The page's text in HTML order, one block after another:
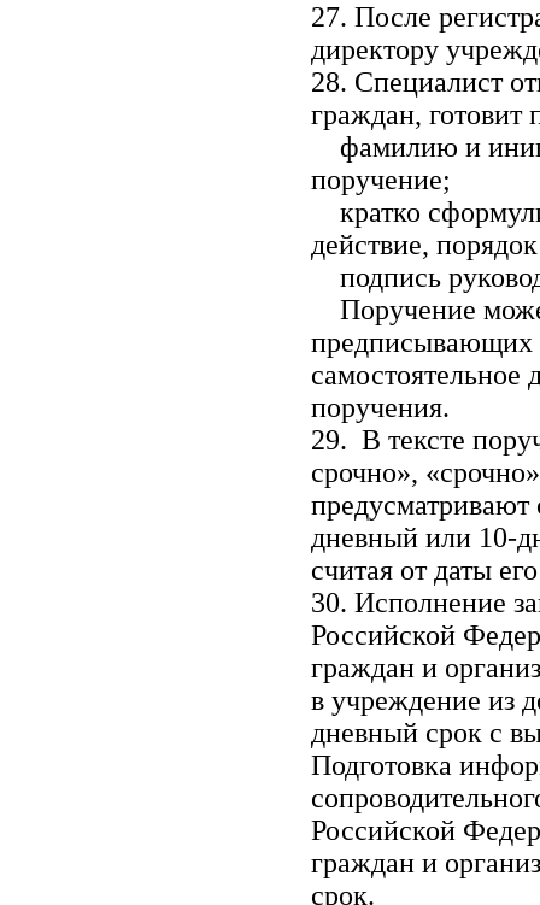
27. После
директору
28. Специалист
граждан,
фамилию и
поручение;
кратко
действие,
подпись
Поручение
предписывающих
самостоятельное
поручения.
29. В тексте
срочно»,
дневный или 10-
считая от даты
30. Исполнение
Российской
граждан и
в учреждение из
дневный срок с
Подготовка
Российской
граждан и
срок.